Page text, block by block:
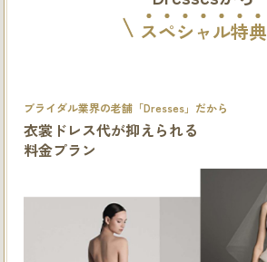
スペシャル特典
ブライダル業界の老舗「Dresses」だから
衣裳ドレス代が抑えられる
料金プラン